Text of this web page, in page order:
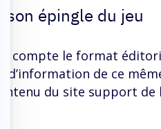
son épingle du jeu
compte le format
d’information de ce
du site support de